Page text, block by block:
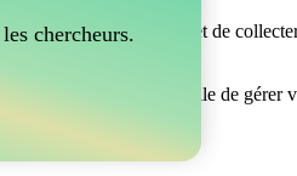
parfait ! Il vous permet de
cherchez un moyen facile de gérer
chercheurs.